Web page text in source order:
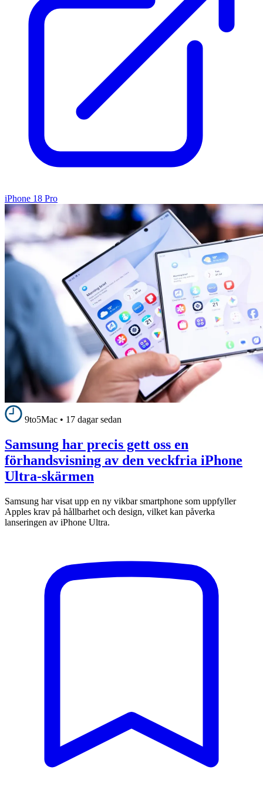
iPhone 18 Pro
9to5Mac • 17 dagar sedan
Samsung har precis gett oss en
förhandsvisning av den veckfria iPhone
Ultra-skärmen
Samsung har visat upp en ny vikbar smartphone som uppfyller
Apples krav på hållbarhet och design, vilket kan påverka
lanseringen av iPhone Ultra.